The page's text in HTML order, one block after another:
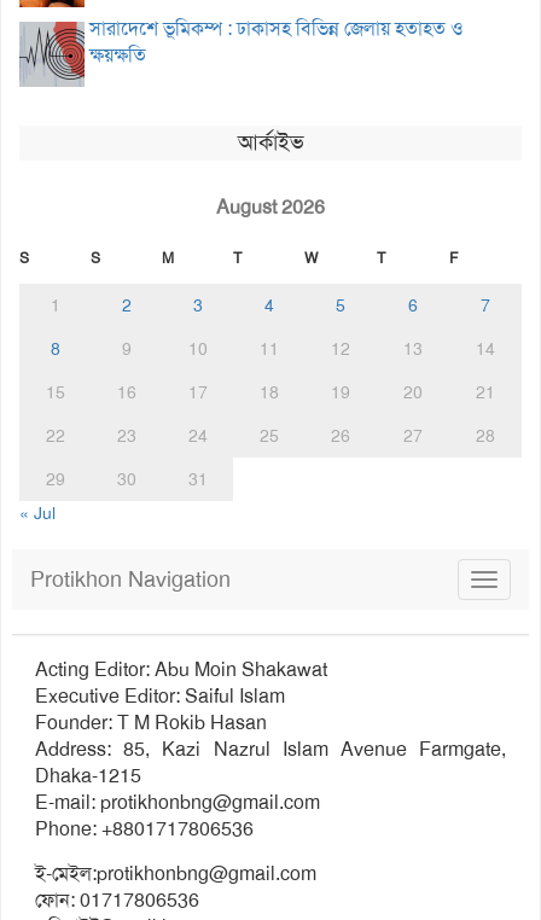
সারাদেশে ভূমিকম্প : ঢাকাসহ বিভিন্ন জেলায় হতাহত ও
ক্ষয়ক্ষতি
আর্কাইভ
August 2026
S S M T W T F
1 2 3 4 5 6
7
8
9 10 11 12 13
14
15
16 17 18 19 20
21
22
23 24 25 26 27
28
29
30
31
« Jul
Toggle
Protikhon Navigation
Acting Editor: Abu Moin Shakawat
Executive Editor: Saiful Islam
Founder: T M Rokib Hasan
Address: 85, Kazi Nazrul Islam Avenue Farmgate,
Dhaka-1215
E-mail:protikhonbng@gmail.com
Phone: +8801717806536
ই-মেইল:protikhonbng@gmail.com
ফোন: 01717806536